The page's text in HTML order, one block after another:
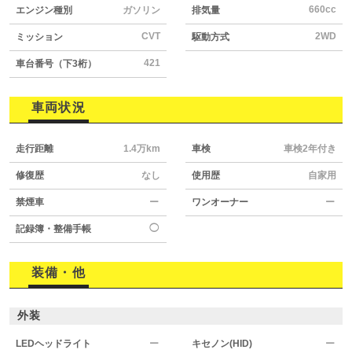
エンジン種別 ガソリン 排気量 660cc
ミッション CVT 駆動方式 2WD
車台番号（下3桁） 421
車両状況
走行距離 1.4万km 車検 車検2年付き
修復歴 なし 使用歴 自家用
禁煙車 ー ワンオーナー ー
記録簿・整備手帳 ◯
装備・他
外装
LEDヘッドライト ー キセノン(HID) ー